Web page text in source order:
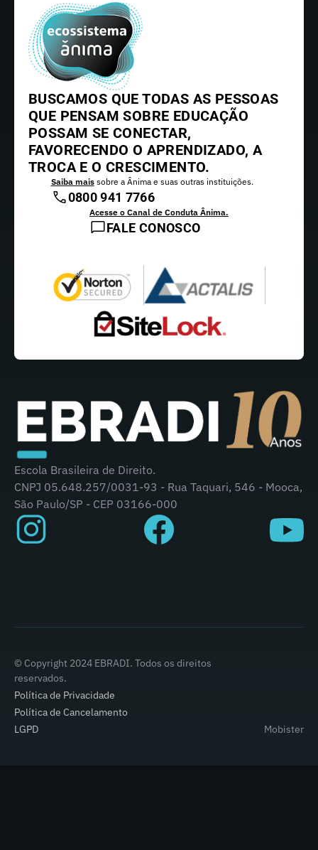
BUSCAMOS QUE TODAS AS PESSOAS
QUE PENSAM SOBRE EDUCAÇÃO
POSSAM SE CONECTAR,
FAVORECENDO O APRENDIZADO, A
TROCA E O CRESCIMENTO.
Saiba maissobre a Ânima e suas outras instituições.
0800 941 7766
Acesse o Canal de Conduta Ânima.
FALE CONOSCO
Escola Brasileira de Direito.
CNPJ 05.648.257/0031-93 - Rua Taquari, 546 - Mooca,
São Paulo/SP - CEP 03166-000
© Copyright 2024 EBRADI. Todos os direitos
reservados.
Política de Privacidade
Política de Cancelamento
LGPD
Mobister